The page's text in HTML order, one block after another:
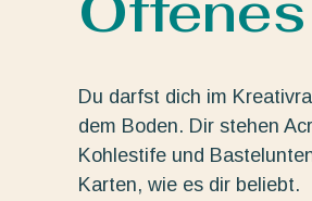
Du darfst dich im
dem Boden. Dir stehen
Kohlestife und
Karten, wie es dir beliebt.